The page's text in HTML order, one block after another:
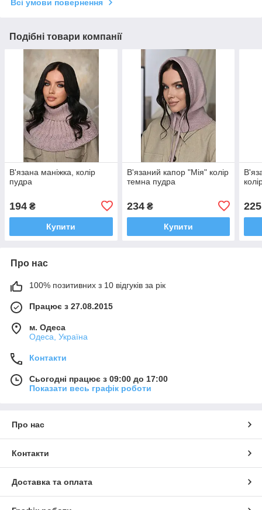
Всі умови повернення
Подібні товари компанії
В'язана маніжка, колір
пудра
194 ₴
Купити
В'язаний капор "Мія" колір
темна пудра
234₴
Купити
225
Про нас
100% позитивних з 10 відгуків за рік
Працює з 27.08.2015
м. Одеса
Одеса, Україна
Контакти
Сьогодні працює з 09:00 до 17:00
Показати весь графік роботи
Про нас
Контакти
Доставка та оплата